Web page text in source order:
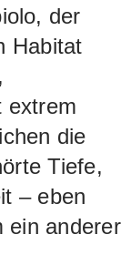
der
Habitat
extrem
die
Tiefe,
– eben
ein anderer